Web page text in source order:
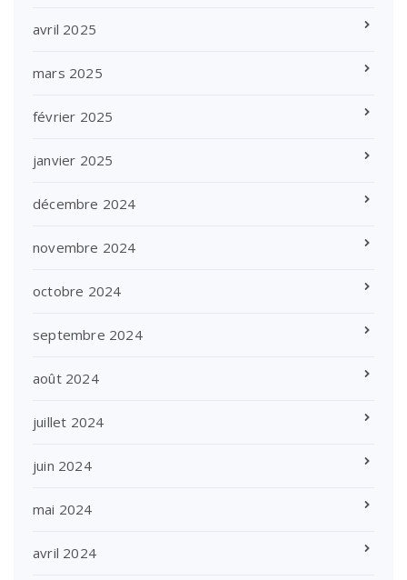
avril 2025
mars 2025
février 2025
janvier 2025
décembre 2024
novembre 2024
octobre 2024
septembre 2024
août 2024
juillet 2024
juin 2024
mai 2024
avril 2024